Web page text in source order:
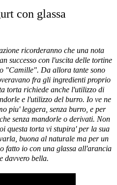
con glassa
ricorderanno che una nota
successo con l'uscita delle tortine
"Camille". Da allora tante sono
fra gli ingredienti proprio
torta richiede anche l'utilizzo di
e l'utilizzo del burro. Io ve ne
piu' leggera, senza burro, e per
senza mandorle o derivati. Non
questa torta vi stupira' per la sua
buona al naturale ma per un
fatto io con una glassa all'arancia
davvero bella.